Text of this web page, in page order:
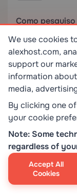
Como
Com o ficheiro
pressione Enter
?word para
para saltar
para ir para a
expressões
Por que o less
quando
As sequências
We use cookies
alexhost.com,
support our
information
media,
By clicking one
your cookie
Note: Some
regardless of
Accept All
Cookies